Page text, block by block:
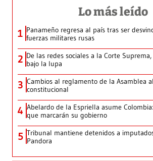
Lo más leído
1 Panameño regresa al país tras ser
fuerzas militares rusas
2 De las redes sociales a la Corte
bajo la lupa
3 Cambios al reglamento de la Asamblea
constitucional
4 Abelardo de la Espriella asume
que marcarán su gobierno
5 Tribunal mantiene detenidos a
Pandora